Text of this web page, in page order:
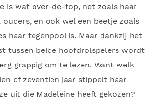
is wat over-de-top, net zoals haar
en ook wel een beetje zoals
haar tegenpool is. Maar dankzij het
tussen beide hoofdrolspelers wordt
grappig om te lezen. Want welk
of zeventien jaar stippelt haar
uit die Madeleine heeft gekozen?